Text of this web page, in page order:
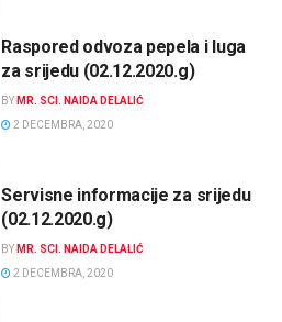
Raspored odvoza pepela i luga
za srijedu (02.12.2020.g)
BY MR. SCI. NAIDA DELALIĆ
2 DECEMBRA, 2020
Servisne informacije za srijedu
(02.12.2020.g)
BY MR. SCI. NAIDA DELALIĆ
2 DECEMBRA, 2020